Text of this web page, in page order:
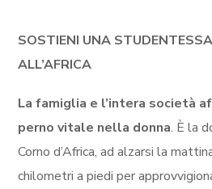
SOSTIENI UNA
ALL’AFRICA
La famiglia e l’intera società
perno vitale nella donna. È la
Corno d’Africa, ad alzarsi la
chilometri a piedi per